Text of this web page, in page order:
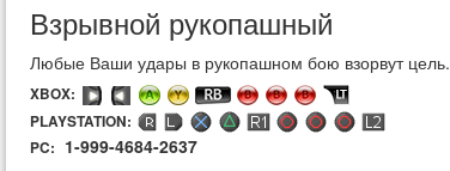
Взрывной рукопашный
Любые Ваши удары в рукопашном бою взорвут цель.
XBOX:
PLAYSTATION:
PC: 1-999-4684-2637